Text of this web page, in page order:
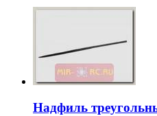
Надфиль